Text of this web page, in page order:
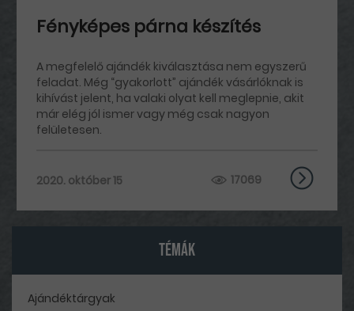
Fényképes párna készítés
A megfelelő ajándék kiválasztása nem egyszerű
feladat. Még “gyakorlott” ajándék vásárlóknak is
kihívást jelent, ha valaki olyat kell meglepnie, akit
már elég jól ismer vagy még csak nagyon
felületesen.
2020. október 15 17069
TÉMÁK
Ajándéktárgyak